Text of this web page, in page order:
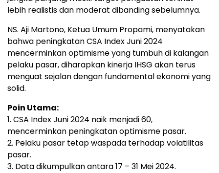
lebih realistis dan moderat dibanding sebelumnya.
NS. Aji Martono, Ketua Umum Propami, menyatakan
bahwa peningkatan CSA Index Juni 2024
mencerminkan optimisme yang tumbuh di kalangan
pelaku pasar, diharapkan kinerja IHSG akan terus
menguat sejalan dengan fundamental ekonomi yang
solid.
Poin Utama:
1. CSA Index Juni 2024 naik menjadi 60,
mencerminkan peningkatan optimisme pasar.
2. Pelaku pasar tetap waspada terhadap volatilitas
pasar.
3. Data dikumpulkan antara 17 – 31 Mei 2024.